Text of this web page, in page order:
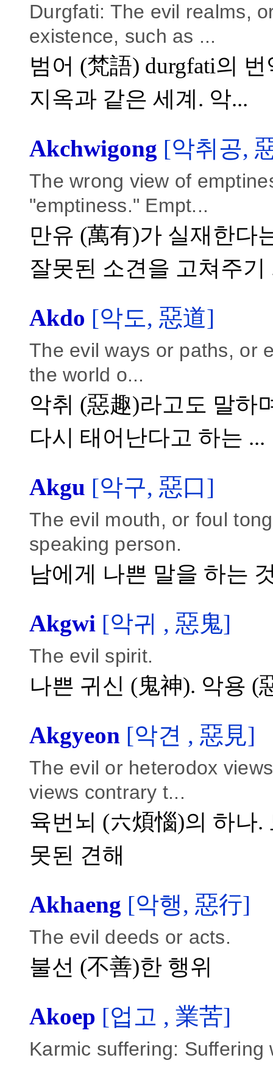
Durgfati: The evil realms,
existence, such as ...
범어 (梵語) durgfati의
지옥과 같은 세계. 악...
Akchwigong [악취공,
The wrong view of
"emptiness." Empt...
만유 (萬有)가 실재한다
잘못된 소견을 고쳐주기
Akdo [악도, 惡道]
The evil ways or paths, or
the world o...
악취 (惡趣)라고도 말하
다시 태어난다고 하는 ...
Akgu [악구, 惡口]
The evil mouth, or foul
speaking person.
남에게 나쁜 말을 하는
Akgwi [악귀 , 惡鬼]
The evil spirit.
나쁜 귀신 (鬼神). 악용 (
Akgyeon [악견 , 惡見]
The evil or heterodox
views contrary t...
육번뇌 (六煩惱)의 하나
못된 견해
Akhaeng [악행, 惡行]
The evil deeds or acts.
불선 (不善)한 행위
Akoep [업고 , 業苦]
Karmic suffering: